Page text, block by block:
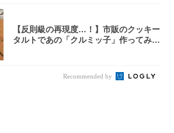
【反則級の再現度…！】市販のクッキー
タルトであの「クルミッ子」作ってみ
Recommended by